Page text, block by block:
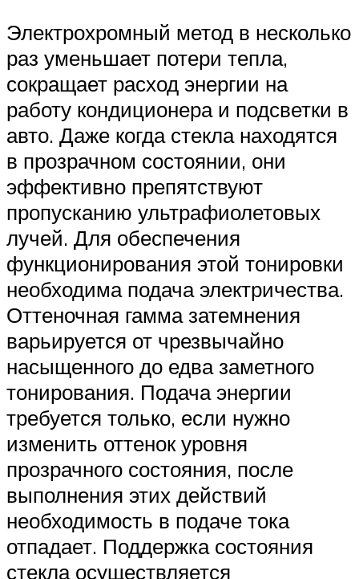
Электрохромный метод в несколько
раз уменьшает потери тепла,
сокращает расход энергии на
работу кондиционера и подсветки в
авто. Даже когда стекла находятся
в прозрачном состоянии, они
эффективно препятствуют
пропусканию ультрафиолетовых
лучей. Для обеспечения
функционирования этой тонировки
необходима подача электричества.
Оттеночная гамма затемнения
варьируется от чрезвычайно
насыщенного до едва заметного
тонирования. Подача энергии
требуется только, если нужно
изменить оттенок уровня
прозрачного состояния, после
выполнения этих действий
необходимость в подаче тока
отпадает. Поддержка состояния
стекла осуществляется